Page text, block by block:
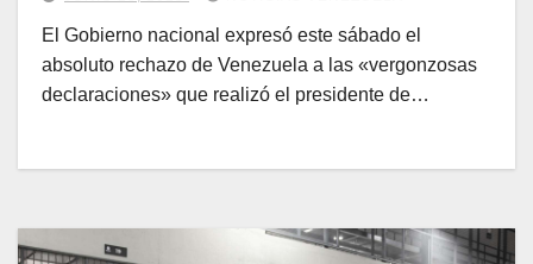
El Gobierno nacional expresó este sábado el
absoluto rechazo de Venezuela a las «vergonzosas
declaraciones» que realizó el presidente de…